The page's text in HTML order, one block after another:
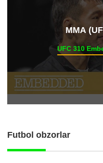
ММА
UFC 310
Futbol obzorlar